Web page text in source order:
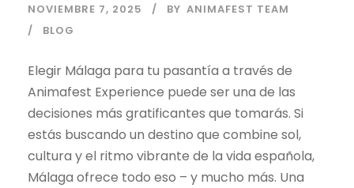
NOVIEMBRE 7, 2025 BY ANIMAFEST TEAM
BLOG
Elegir Málaga para tu pasantía a través de
Animafest Experience puede ser una de las
decisiones más gratificantes que tomarás. Si
estás buscando un destino que combine sol,
cultura y el ritmo vibrante de la vida española,
Málaga ofrece todo eso – y mucho más. Una